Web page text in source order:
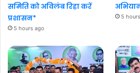
समिति को अविलंब रिहा करें
प्रशासन*
5 hours ago
5